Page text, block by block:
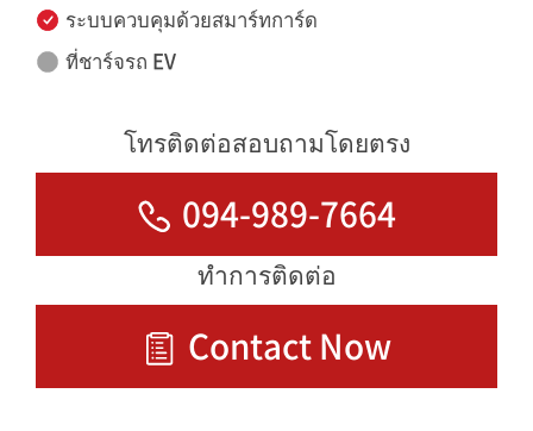
ระบบควบคุมด้วยสมาร์ทการ์ด
ที่ชาร์จรถ EV
โทรติดต่อสอบถามโดยตรง
094-989-7664
ทำการติดต่อ
Contact Now